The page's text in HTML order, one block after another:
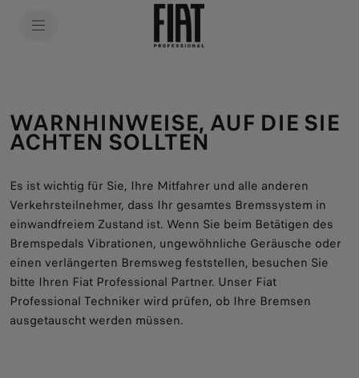
WARNHINWEISE, AUF DIE SIE
ACHTEN SOLLTEN
Es ist wichtig für Sie, Ihre Mitfahrer und alle anderen
Verkehrsteilnehmer, dass Ihr gesamtes Bremssystem in
einwandfreiem Zustand ist. Wenn Sie beim Betätigen des
Bremspedals Vibrationen, ungewöhnliche Geräusche oder
einen verlängerten Bremsweg feststellen, besuchen Sie
bitte Ihren Fiat Professional Partner. Unser Fiat
Professional Techniker wird prüfen, ob Ihre Bremsen
ausgetauscht werden müssen.